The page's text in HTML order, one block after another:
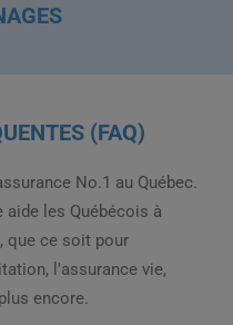
(FAQ)
No.1 au Québec.
aide les Québécois à
que ce soit pour
l'assurance vie,
encore.